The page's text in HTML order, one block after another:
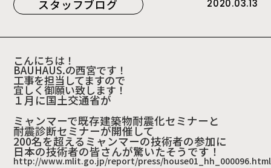
スタッフブログ 2020.03.13
こんにちは！
BAUHAUS.の西宮です！
工事を担当してますので
宜しく御願い致します！
１月に国土交通省が
ミャンマーで既存建築物耐震化セミナーと
耐震診断セミナーが開催して
200名を超えるミャンマーの技術者の参加に
日本の技術者の皆さんが驚いたそうです！
http://www.mlit.go.jp/report/press/house01_hh_000096.html